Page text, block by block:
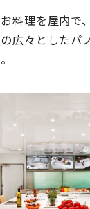
料理を屋内で
広々としたパ